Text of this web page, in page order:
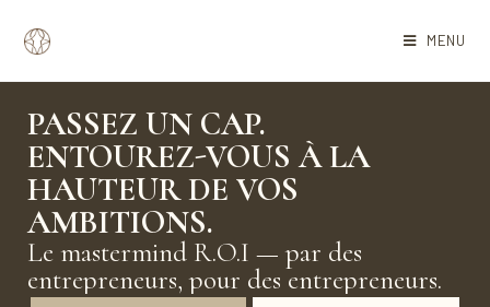
MENU
PASSEZ UN CAP.
ENTOUREZ-VOUS À LA
HAUTEUR DE VOS
AMBITIONS.
Le mastermind R.O.I — par des
entrepreneurs, pour des entrepreneurs.